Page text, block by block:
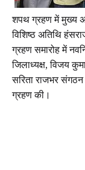
शपथ ग्रहण में मुख्य
विशिष्ठ अतिथि
ग्रहण समारोह में
जिलाध्यक्ष, विजय
सरिता राजभर संगठन
ग्रहण की।